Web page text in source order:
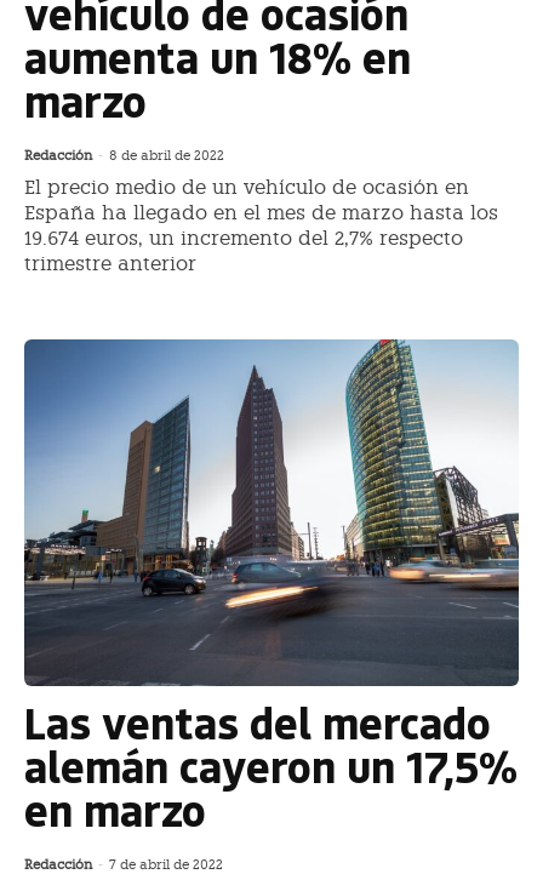
vehículo de ocasión
aumenta un 18% en
marzo
Redacción - 8 de abril de 2022
El precio medio de un vehículo de ocasión en
España ha llegado en el mes de marzo hasta los
19.674 euros, un incremento del 2,7% respecto
trimestre anterior
Las ventas del mercado
alemán cayeron un 17,5%
en marzo
Redacción - 7 de abril de 2022